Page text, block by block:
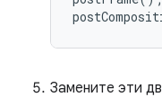
Замените эти